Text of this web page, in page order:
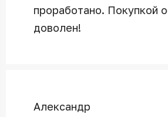
проработано. Покупкой
доволен!
Александр